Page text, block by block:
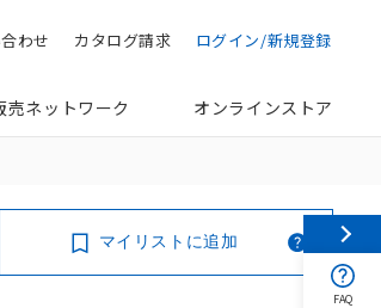
ログイン/新規登録
カタログ請求
わせ
売ネットワーク オンラインストア
マイリストに追加
FAQ